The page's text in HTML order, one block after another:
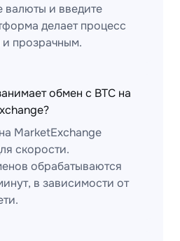
валюты и введите
делает процесс
прозрачным.
обмен с BTC на
MarketExchange
скорости.
обрабатываются
в зависимости от